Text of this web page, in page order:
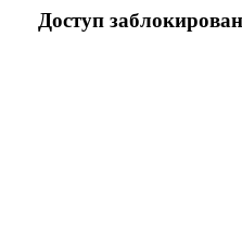
Доступ